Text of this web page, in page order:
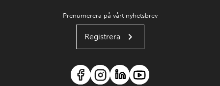
Prenumerera på vårt nyhetsbrev
Registrera